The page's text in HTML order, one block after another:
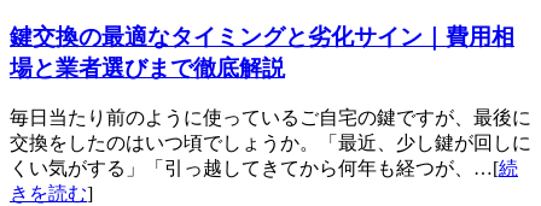
鍵交換の最適なタイミングと劣化サイン｜費用相
場と業者選びまで徹底解説
毎日当たり前のように使っているご自宅の鍵ですが、最後に
交換をしたのはいつ頃でしょうか。「最近、少し鍵が回しに
くい気がする」「引っ越してきてから何年も経つが、…[続
きを読む]